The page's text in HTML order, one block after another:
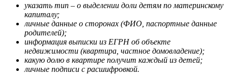
указать тип – о выделении доли детям по материнскому
капиталу;
личные данные о сторонах (ФИО, паспортные данные
родителей);
информация выписки из ЕГРН об объекте
недвижимости (квартира, частное домовладение);
какую долю в квартире получит каждый из детей;
личные подписи с расшифровкой.